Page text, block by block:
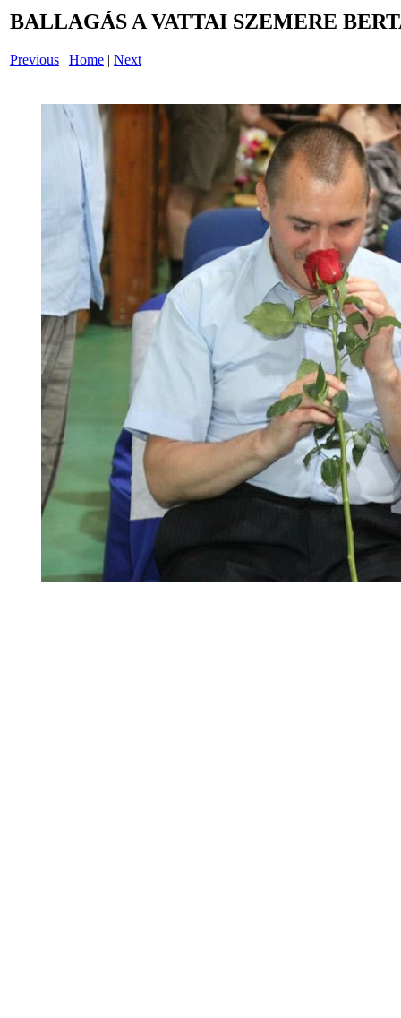
BALLAGÁS A VATTAI SZEMERE
Previous | Home | Next